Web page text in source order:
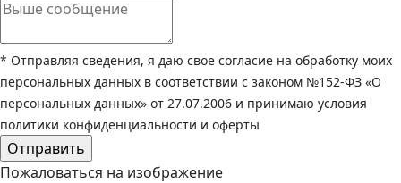
* Отправляя сведения, я даю свое согласие на обработку моих
персональных данных в соответствии с законом №152-ФЗ «О
персональных данных» от 27.07.2006 и принимаю условия
политики конфиденциальности и оферты
Пожаловаться на изображение